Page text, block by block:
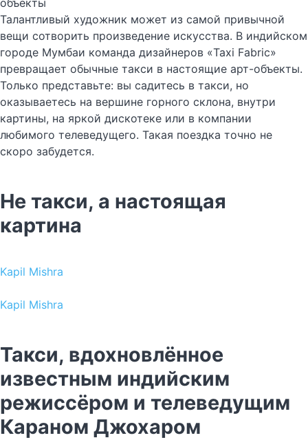
Талантливый художник может из самой привычной
вещи сотворить произведение искусства. В индийском
городе Мумбаи команда дизайнеров «Taxi Fabric»
превращает обычные такси в настоящие арт-объекты.
Только представьте: вы садитесь в такси, но
оказываетесь на вершине горного склона, внутри
картины, на яркой дискотеке или в компании
любимого телеведущего. Такая поездка точно не
скоро забудется.
Не такси, а настоящая
картина
Kapil Mishra
Kapil Mishra
Такси, вдохновлённое
известным индийским
режиссёром и телеведущим
Караном Джохаром